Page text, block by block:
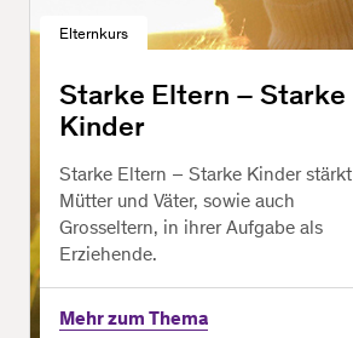
Starke Eltern – Starke
Kinder
Elternkurs
Starke Eltern – Starke Kinder stärkt
Mütter und Väter, sowie auch
Grosseltern, in ihrer Aufgabe als
Erziehende.
Mehr zum Thema